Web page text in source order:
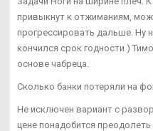
привыкнут к отжиманиям,
прогрессировать дальше. Ну
кончился срок годности )
основе чабреца.
Сколько банки потеряли на
Не исключен вариант с
цене понадобится